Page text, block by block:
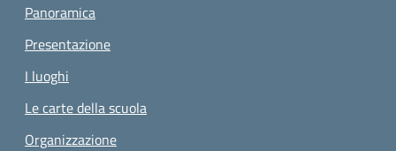
Panoramica
Presentazione
I luoghi
Le carte della scuola
Organizzazione